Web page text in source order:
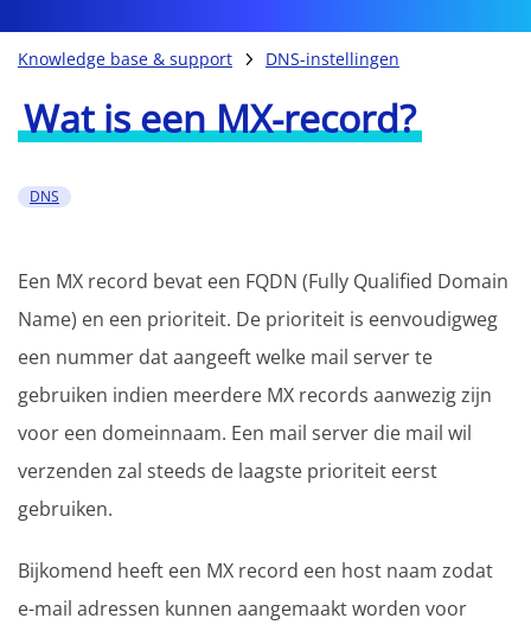
Knowledge base & support DNS-instellingen
Wat is een MX-record?
DNS
Een MX record bevat een FQDN (Fully Qualified Domain
Name) en een prioriteit. De prioriteit is eenvoudigweg
een nummer dat aangeeft welke mail server te
gebruiken indien meerdere MX records aanwezig zijn
voor een domeinnaam. Een mail server die mail wil
verzenden zal steeds de laagste prioriteit eerst
gebruiken.
Bijkomend heeft een MX record een host naam zodat
e-mail adressen kunnen aangemaakt worden voor